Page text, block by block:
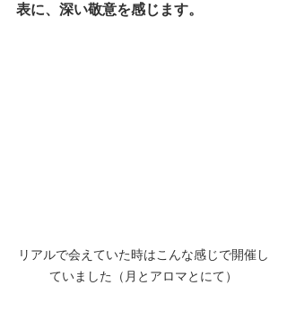
表に、深い敬意を感じます。
リアルで会えていた時はこんな感じで開催し
ていました（月とアロマとにて）